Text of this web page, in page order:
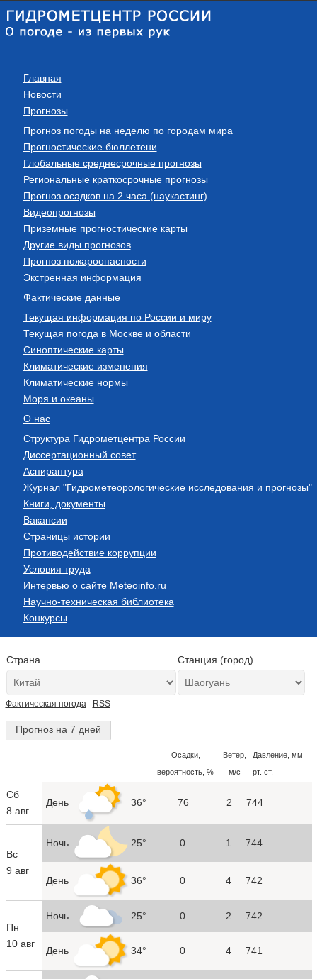
Главная
Новости
Прогнозы
Прогноз погоды на неделю по городам мира
Прогностические бюллетени
Глобальные среднесрочные прогнозы
Региональные краткосрочные прогнозы
Прогноз осадков на 2 часа (наукастинг)
Видеопрогнозы
Приземные прогностические карты
Другие виды прогнозов
Прогноз пожароопасности
Экстренная информация
Фактические данные
Текущая информация по России и миру
Текущая погода в Москве и области
Синоптические карты
Климатические изменения
Климатические нормы
Моря и океаны
О нас
Структура Гидрометцентра России
Диссертационный совет
Аспирантура
Журнал "Гидрометеорологические исследования и прогнозы"
Книги, документы
Вакансии
Страницы истории
Противодействие коррупции
Условия труда
Интервью о сайте Meteoinfo.ru
Научно-техническая библиотека
Конкурсы
Страна Станция (город)
Фактическая погода RSS
Прогноз на 7 дней
Осадки,
вероятность, %
Ветер,
м/с
Давление, мм
рт. ст.
Сб
8 авг
День 36° 76 2 744
Вс
9 авг
Ночь 25° 0 1 744
День 36° 0 4 742
Пн
10 авг
Ночь 25° 0 2 742
День 34° 0 4 741